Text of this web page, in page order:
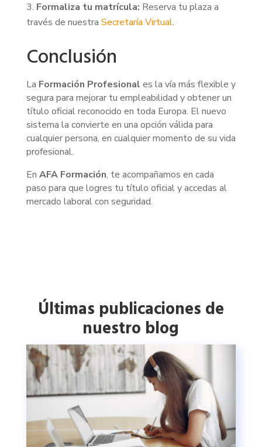
Formaliza tu matrícula: Reserva tu plaza a
través de nuestra Secretaría Virtual.
Conclusión
La Formación Profesional es la vía más flexible y
segura para mejorar tu empleabilidad y obtener un
título oficial reconocido en toda Europa. El nuevo
sistema la convierte en una opción válida para
cualquier persona, en cualquier momento de su vida
profesional.
En AFA Formación, te acompañamos en cada
paso para que logres tu título oficial y accedas al
mercado laboral con seguridad.
Últimas publicaciones de
nuestro blog